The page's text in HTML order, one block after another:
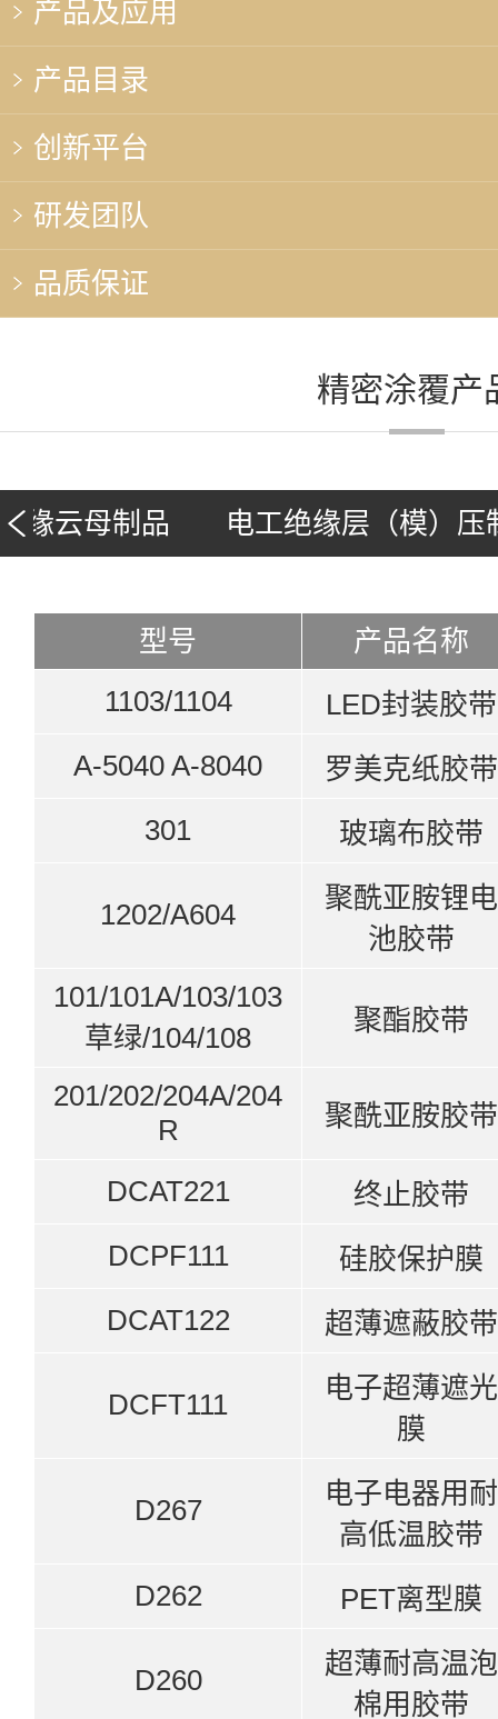
产品及应用
产品目录
创新平台
研发团队
品质保证
精密涂覆产
缘云母制品 电工绝缘层（模）压
型号
产品名称
1103/1104
LED封装胶带
A-5040 A-8040
罗美克纸胶带
301
玻璃布胶带
1202/A604
聚酰亚胺锂电
池胶带
101/101A/103/103
草绿/104/108
聚酯胶带
201/202/204A/204
R
聚酰亚胺胶带
DCAT221
终止胶带
DCPF111
硅胶保护膜
DCAT122
超薄遮蔽胶带
DCFT111
电子超薄遮光
膜
D267
电子电器用耐
高低温胶带
D262
PET离型膜
D260
超薄耐高温泡
棉用胶带